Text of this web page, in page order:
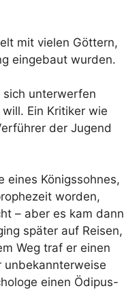
mit vielen Göttern,
eingebaut wurden.
sich unterwerfen
Ein Kritiker wie
der Jugend
eines Königssohnes,
worden,
– aber es kam dann
später auf Reisen,
Weg traf er einen
unbekannterweise
einen Ödipus-